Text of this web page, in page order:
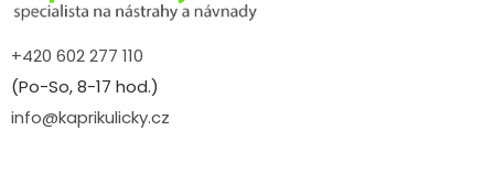
+420 602 277 110
(Po-So, 8-17 hod.)
info@kaprikulicky.cz